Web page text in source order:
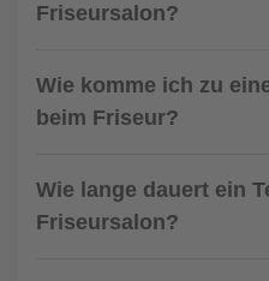
Friseursalon?
Wie komme ich zu
beim Friseur?
Wie lange dauert ein
Friseursalon?